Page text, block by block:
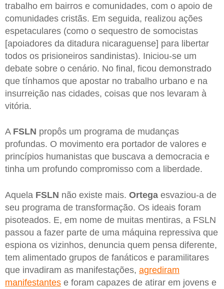
trabalho em bairros e comunidades, com o apoio de
comunidades cristãs. Em seguida, realizou ações
espetaculares (como o sequestro de somocistas
[apoiadores da ditadura nicaraguense] para libertar
todos os prisioneiros sandinistas). Iniciou-se um
debate sobre o cenário. No final, ficou demonstrado
que tínhamos que apostar no trabalho urbano e na
insurreição nas cidades, coisas que nos levaram à
vitória.
A FSLN propôs um programa de mudanças
profundas. O movimento era portador de valores e
princípios humanistas que buscava a democracia e
tinha um profundo compromisso com a liberdade.
Aquela FSLN não existe mais. Ortega esvaziou-a de
seu programa de transformação. Os ideais foram
pisoteados. E, em nome de muitas mentiras, a FSLN
passou a fazer parte de uma máquina repressiva que
espiona os vizinhos, denuncia quem pensa diferente,
tem alimentado grupos de fanáticos e paramilitares
que invadiram as manifestações, agrediram
manifestantes e foram capazes de atirar em jovens e